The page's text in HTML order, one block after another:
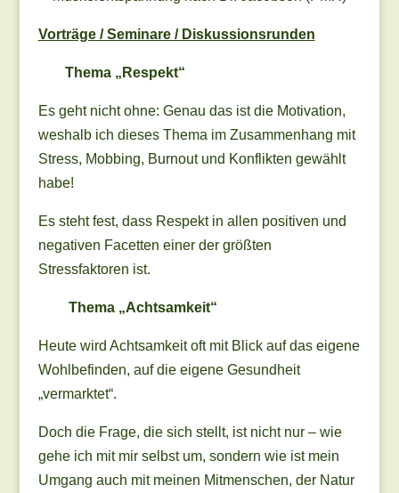
Vorträge / Seminare / Diskussionsrunden
Thema „Respekt“
Es geht nicht ohne: Genau das ist die Motivation,
weshalb ich dieses Thema im Zusammenhang mit
Stress, Mobbing, Burnout und Konflikten gewählt
habe!
Es steht fest, dass Respekt in allen positiven und
negativen Facetten einer der größten
Stressfaktoren ist.
Thema „Achtsamkeit“
Heute wird Achtsamkeit oft mit Blick auf das eigene
Wohlbefinden, auf die eigene Gesundheit
„vermarktet“.
Doch die Frage, die sich stellt, ist nicht nur – wie
gehe ich mit mir selbst um, sondern wie ist mein
Umgang auch mit meinen Mitmenschen, der Natur